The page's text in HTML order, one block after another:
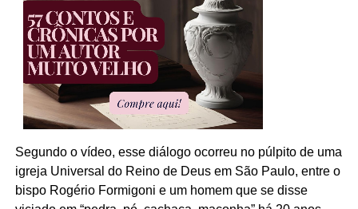
Segundo o vídeo, esse diálogo ocorreu no púlpito de uma
igreja Universal do Reino de Deus em São Paulo, entre o
bispo Rogério Formigoni e um homem que se disse